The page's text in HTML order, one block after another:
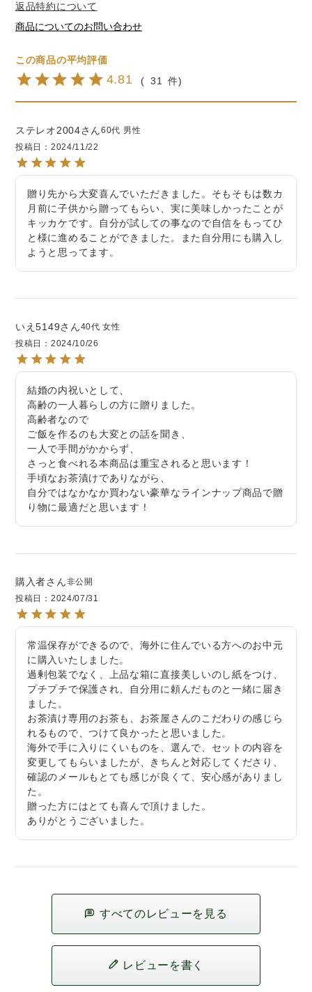
返品特約について
商品についてのお問い合わせ
4.81 31
ステレオ2004 60代 男性
投稿日
2024/11/22
贈り先から大変喜んでいただきました。そもそもは数カ
月前に子供から贈ってもらい、実に美味しかったことが
キッカケです。自分が試しての事なので自信をもってひ
と様に進めることができました。また自分用にも購入し
ようと思ってます。
いえ5149 40代 女性
投稿日
2024/10/26
結婚の内祝いとして、
高齢の一人暮らしの方に贈りました。
高齢者なので
ご飯を作るのも大変との話を聞き、
一人で手間がかからず、
さっと食べれる本商品は重宝されると思います！
手頃なお茶漬けでありながら、
自分ではなかなか買わない豪華なラインナップ商品で贈
り物に最適だと思います！
購入者
非公開
投稿日
2024/07/31
常温保存ができるので、海外に住んでいる方へのお中元
に購入いたしました。
過剰包装でなく、上品な箱に直接美しいのし紙をつけ、
プチプチで保護され、自分用に頼んだものと一緒に届き
ました。
お茶漬け専用のお茶も、お茶屋さんのこだわりの感じら
れるもので、つけて良かったと思いました。
海外で手に入りにくいものを、選んで、セットの内容を
変更してもらいましたが、きちんと対応してくださり、
確認のメールもとても感じが良くて、安心感がありまし
た。
贈った方にはとても喜んで頂けました。
ありがとうございました。
すべてのレビューを見る
レビューを書く